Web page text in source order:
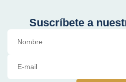
Suscríbete a